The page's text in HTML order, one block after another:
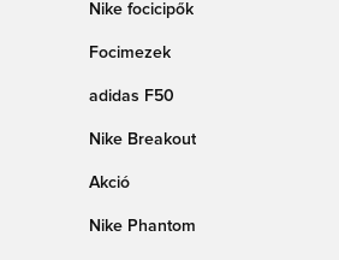
Nike focicipők
Focimezek
adidas F50
Nike Breakout
Akció
Nike Phantom